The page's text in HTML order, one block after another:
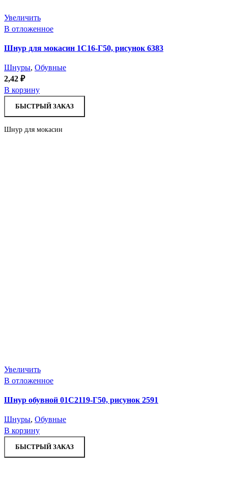
Увеличить
В отложенное
Шнур для мокасин 1С16-Г50, рисунок 6383
Шнуры, Обувные
2,42 ₽
В корзину
БЫСТРЫЙ ЗАКАЗ
Шнур для мокасин
Увеличить
В отложенное
Шнур обувной 01С2119-Г50, рисунок 2591
Шнуры, Обувные
В корзину
БЫСТРЫЙ ЗАКАЗ